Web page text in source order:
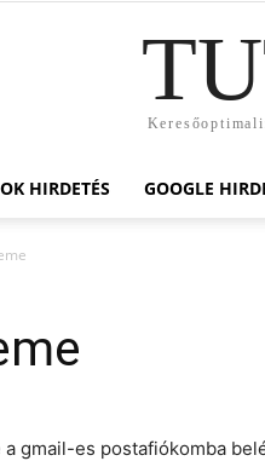
HIRDETÉS GOOGLE
gmail-es postafiókomba